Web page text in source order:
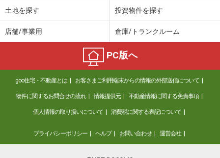
土地を探す 投資物件を探す
店舗/事業用 倉庫/トランクルーム
PC版へ
goo住宅・不動産とは お客さまご利用端末からの情報の外部送信について
物件に関するお問合せの流れ 情報提供元 不動産情報に関する免責事項
個人情報の取り扱いについて 消費税に関する表記について
プライバシーポリシー ヘルプ お問い合わせ 運営会社